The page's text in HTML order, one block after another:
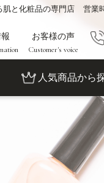
肌と化粧品の専門店 営業
お客様の声
Customer's voice
人気商品から